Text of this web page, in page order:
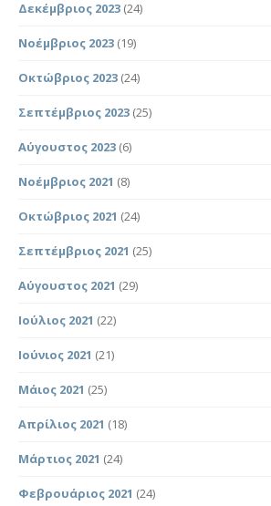
Δεκέμβριος 2023 (24)
Νοέμβριος 2023 (19)
Οκτώβριος 2023 (24)
Σεπτέμβριος 2023 (25)
Αύγουστος 2023 (6)
Νοέμβριος 2021 (8)
Οκτώβριος 2021 (24)
Σεπτέμβριος 2021 (25)
Αύγουστος 2021 (29)
Ιούλιος 2021 (22)
Ιούνιος 2021 (21)
Μάιος 2021 (25)
Απρίλιος 2021 (18)
Μάρτιος 2021 (24)
Φεβρουάριος 2021 (24)